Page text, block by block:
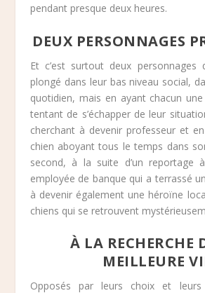
pendant presque deux heures.
DEUX PERSONNAGES
Et c’est surtout deux personnages
plongé dans leur bas niveau social,
quotidien, mais en ayant chacun une
tentant de s’échapper de leur
cherchant à devenir professeur et
chien aboyant tous le temps dans
second, à la suite d’un reportage
employée de banque qui a terrassé
à devenir également une héroïne
chiens qui se retrouvent
À LA RECHERCHE
MEILLEURE
Opposés par leurs choix et